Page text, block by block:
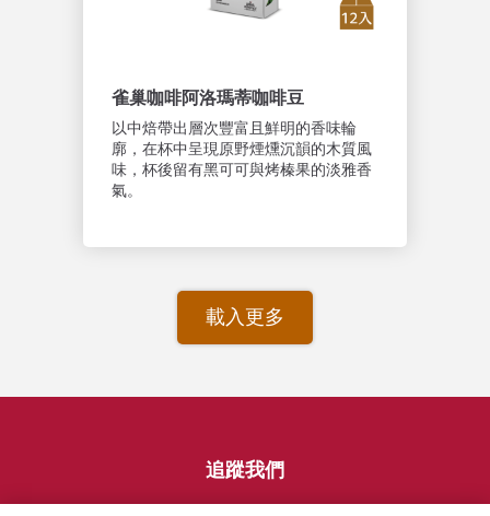
雀巢咖啡阿洛瑪蒂咖啡豆
以中焙帶出層次豐富且鮮明的香味輪
廓，在杯中呈現原野煙燻沉韻的木質風
味，杯後留有黑可可與烤榛果的淡雅香
氣。
載入更多
追蹤我們